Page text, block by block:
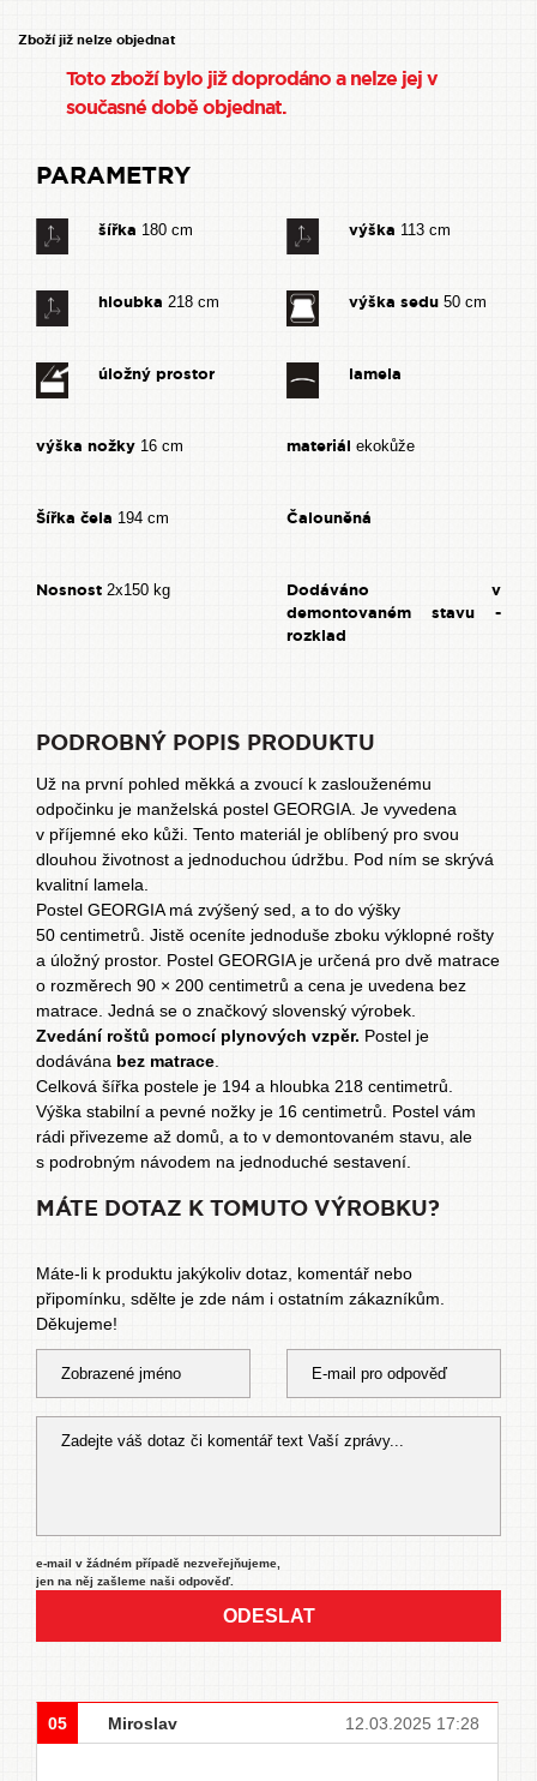
Zboží již nelze objednat
Toto zboží bylo již doprodáno a nelze jej v
současné době objednat.
PARAMETRY
šířka 180 cm výška 113 cm
hloubka 218 cm výška sedu 50 cm
úložný prostor lamela
výška nožky 16 cm materiál ekokůže
Šířka čela 194 cm Čalouněná
Nosnost 2x150 kg
Dodáváno v
demontovaném stavu -
rozklad
PODROBNÝ POPIS PRODUKTU
Už na první pohled měkká a zvoucí k zaslouženému
odpočinku je manželská postel GEORGIA. Je vyvedena
v příjemné eko kůži. Tento materiál je oblíbený pro svou
dlouhou životnost a jednoduchou údržbu. Pod ním se skrývá
kvalitní lamela.
Postel GEORGIA má zvýšený sed, a to do výšky
50 centimetrů. Jistě oceníte jednoduše zboku výklopné rošty
a úložný prostor. Postel GEORGIA je určená pro dvě matrace
o rozměrech 90 × 200 centimetrů a cena je uvedena bez
matrace. Jedná se o značkový slovenský výrobek.
Zvedání roštů pomocí plynových vzpěr. Postel je
dodávána bez matrace
Celková šířka postele je 194 a hloubka 218 centimetrů.
Výška stabilní a pevné nožky je 16 centimetrů. Postel vám
rádi přivezeme až domů, a to v demontovaném stavu, ale
s podrobným návodem na jednoduché sestavení.
MÁTE DOTAZ K TOMUTO VÝROBKU?
Máte-li k produktu jakýkoliv dotaz, komentář nebo
připomínku, sdělte je zde nám i ostatním zákazníkům.
Děkujeme!
e-mail v žádném případě nezveřejňujeme,
jen na něj zašleme naši odpověď.
ODESLAT
05 Miroslav 12.03.2025 17:28